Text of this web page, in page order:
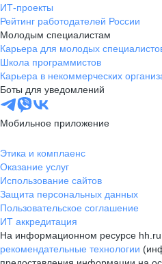
ИТ-проекты
Рейтинг работодателей России
Молодым специалистам
Карьера для молодых
Школа программистов
Карьера в некоммерческих
Боты для уведомлений
Мобильное приложение
Этика и комплаенс
Оказание услуг
Использование сайтов
Защита персональных данных
Пользовательское соглашение
ИТ аккредитация
На информационном ресурсе hh.ru
рекомендательные технологии